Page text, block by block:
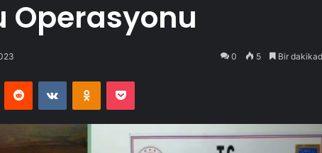
Operasyonu
0 5 Bir
Reddit VKontakteOdnoklassniki
Pocket